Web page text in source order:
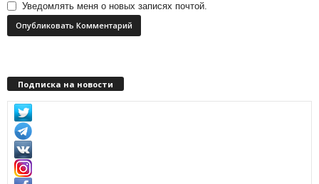
Уведомлять меня о новых записях почтой.
Подписка на новости